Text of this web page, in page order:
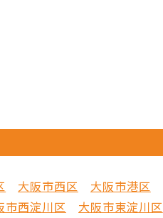
大阪市西区
大阪市港区
市西淀川区
大阪市東淀川区